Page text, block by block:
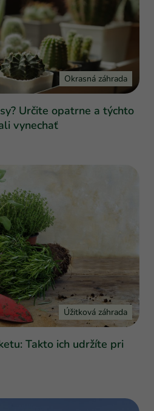
Okrasná záhrada
Určite opatrne a týchto
vynechať
Úžitková záhrada
Takto ich udržíte pri